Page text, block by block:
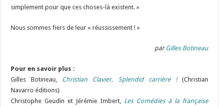
simplement pour que ces choses-là existent. »
Nous sommes fiers de leur « réussissement ! »
parGilles Botineau
Pour en savoir plus :
Gilles Botineau, Christian Clavier, Splendid carrière !(Christian
Navarro éditions)
Christophe Geudin et Jérémie Imbert, Les Comédies à la française